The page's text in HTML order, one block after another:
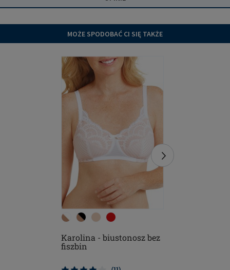
MOŻE SPODOBAĆ CI SIĘ TAKŻE
Karolina - biustonosz bez
fiszbin